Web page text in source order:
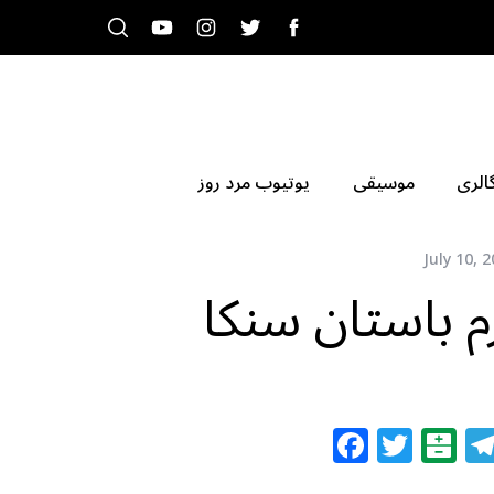
موسیقی یوتیوب مرد روز
July 10,
سنکا
F T B